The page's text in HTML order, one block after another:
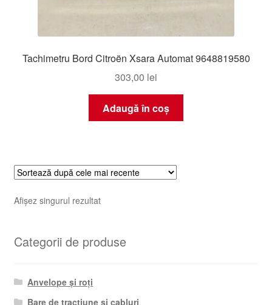
Tachimetru Bord Citroën Xsara Automat 9648819580
303,00 lei
Adaugă în coș
Afișez singurul rezultat
Categorii de produse
Anvelope și roți
Bare de tracțiune și cabluri